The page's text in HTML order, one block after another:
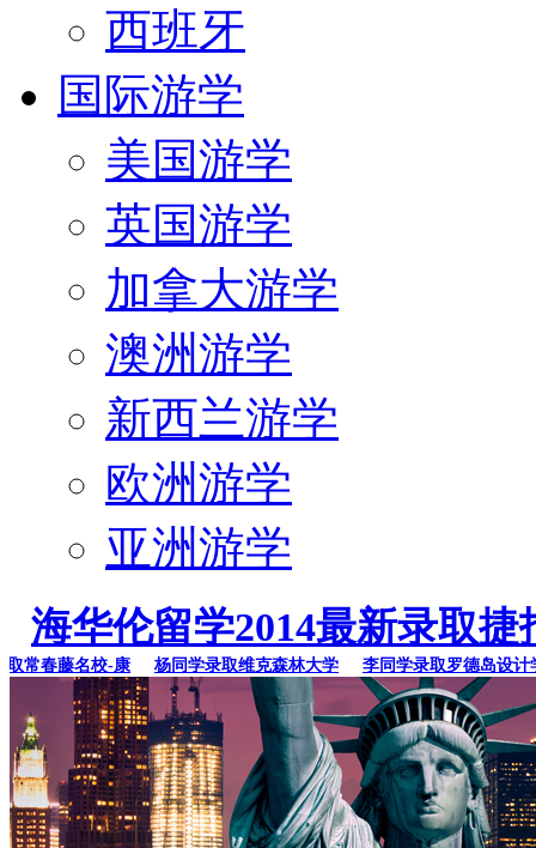
西班牙
国际游学
美国游学
英国游学
加拿大游学
澳洲游学
新西兰游学
欧洲游学
亚洲游学
海华伦留学2014最新录取捷
春藤名校-康 杨同学录取维克森林大学 李同学录取罗德岛设计学